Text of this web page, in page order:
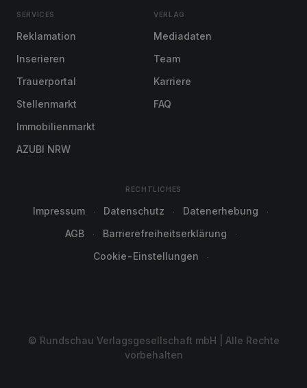
SERVICES
Reklamation
Inserieren
Trauerportal
Stellenmarkt
Immobilienmarkt
AZUBI NRW
VERLAG
Mediadaten
Team
Karriere
FAQ
RECHTLICHES
Impressum Datenschutz
Datenerhebung
AGB
Barrierefreiheitserklärung
Cookie-Einstellungen
© Rundschau Verlagsgesellschaft mbH | Alle Rechte
vorbehalten